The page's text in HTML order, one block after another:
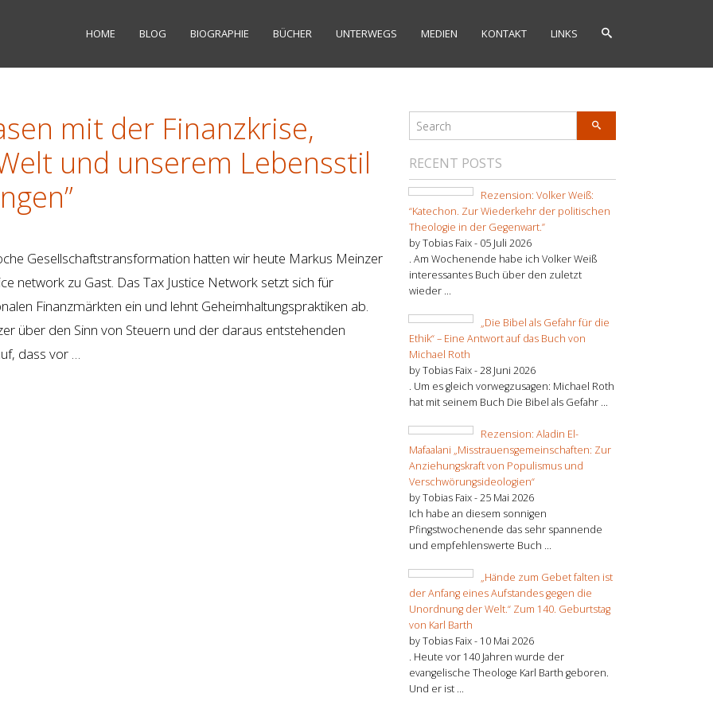
HOME BLOG BIOGRAPHIE BÜCHER UNTERWEGS MEDIEN KONTAKT LINKS
mit der Finanzkrise,
und unserem Lebensstil
Gesellschaftstransformation hatten wir heute Markus Meinzer
network zu Gast. Das Tax Justice Network setzt sich für
Finanzmärkten ein und lehnt Geheimhaltungspraktiken ab.
über den Sinn von Steuern und der daraus entstehenden
dass vor …
RECENT POSTS
Rezension: Volker Weiß:
“Katechon. Zur Wiederkehr der politischen
Theologie in der Gegenwart.”
by Tobias Faix - 05 Juli 2026
. Am Wochenende habe ich Volker Weiß
interessantes Buch über den zuletzt
wieder ...
„Die Bibel als Gefahr für die
Ethik“ – Eine Antwort auf das Buch von
Michael Roth
by Tobias Faix -28 Juni 2026
. Um es gleich vorwegzusagen: Michael Roth
hat mit seinem Buch Die Bibel als Gefahr ...
Rezension: Aladin El-
Mafaalani „Misstrauensgemeinschaften: Zur
Anziehungskraft von Populismus und
Verschwörungsideologien“
by Tobias Faix -25 Mai 2026
Ich habe an diesem sonnigen
Pfingstwochenende das sehr spannende
und empfehlenswerte Buch ...
„Hände zum Gebet falten ist
der Anfang eines Aufstandes gegen die
Unordnung der Welt.“ Zum 140. Geburtstag
von Karl Barth
by Tobias Faix - 10 Mai 2026
. Heute vor 140 Jahren wurde der
evangelische Theologe Karl Barth geboren.
Und er ist ...